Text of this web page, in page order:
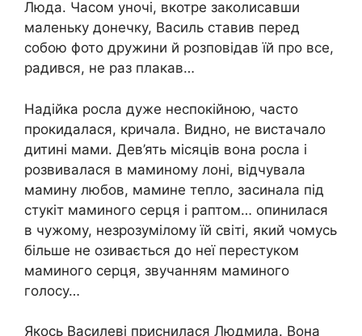
Люда. Часом уночі, вкотре заколисавши
маленьку донечку, Василь ставив перед
собою фото дружини й розповідав їй про все,
радився, не раз плакав…
Надійка росла дуже неспокійною, часто
прокидалася, кричала. Видно, не вистачало
дитині мами. Дев’ять місяців вона росла і
розвивалася в маминому лоні, відчувала
мамину любов, мамине тепло, засинала під
стукіт маминого серця і раптом… опинилася
в чужому, незрозумілому їй світі, який чомусь
більше не озивається до неї перестуком
маминого серця, звучанням маминого
голосу…
Якось Василеві приснилася Людмила. Вона